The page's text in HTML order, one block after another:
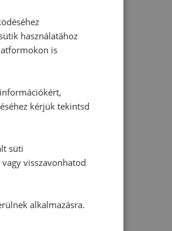
hozzászólás.
be!
használatához
is
kérjük tekintsd
süti
visszavonhatod
alkalmazásra.